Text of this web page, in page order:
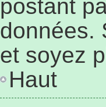
postant
données.
et soyez
Haut